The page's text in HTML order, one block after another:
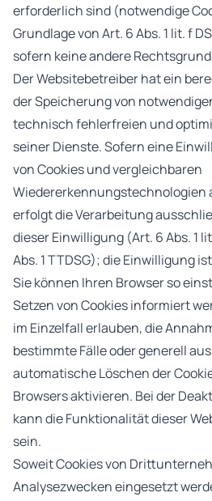
erforderlich sind (notwendige
Grundlage von Art. 6 Abs. 1 lit. f
sofern keine andere
Der Websitebetreiber hat ein
der Speicherung von
technisch fehlerfreien und
seiner Dienste. Sofern eine
von Cookies und vergleichbaren
Wiedererkennungstechnologien
erfolgt die Verarbeitung
dieser Einwilligung (Art. 6 Abs. 1
Abs. 1 TTDSG); die Einwilligung
Sie können Ihren Browser so
Setzen von Cookies informiert
im Einzelfall erlauben, die
bestimmte Fälle oder generell
automatische Löschen der
Browsers aktivieren. Bei der
kann die Funktionalität dieser
sein.
Soweit Cookies von
Analysezwecken eingesetzt